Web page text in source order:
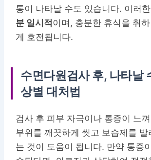
통이 나타날 수도 있습니다. 이러
분 일시적이며, 충분한 휴식을 취
게 호전됩니다.
수면다원검사 후, 나타날
상별 대처법
검사 후 피부 자극이나 통증이 느
부위를 깨끗하게 씻고 보습제를 발
는 것이 도움이 됩니다. 만약 통증